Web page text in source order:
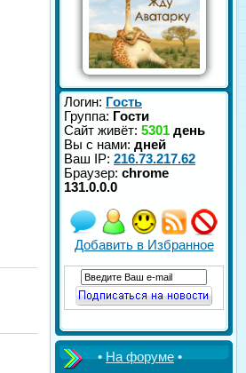
Логин: Гость
Группа: Гости
Сайт живёт: 5301 день
Вы с нами: дней
Ваш IP: 216.73.217.62
Браузер: chrome
131.0.0.0
Добавить в Избранное
•На форуме•